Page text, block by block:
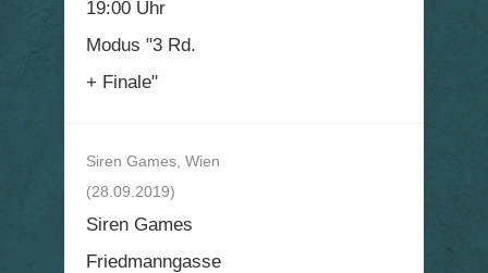
19:00 Uhr
Modus "3 Rd.
+ Finale"
Siren Games, Wien
(28.09.2019)
Siren Games
Friedmanngasse